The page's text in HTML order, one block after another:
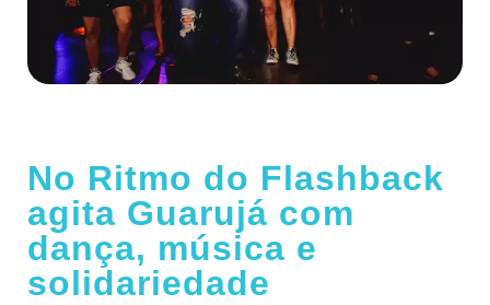
No Ritmo do Flashback
agita Guarujá com
dança, música e
solidariedade